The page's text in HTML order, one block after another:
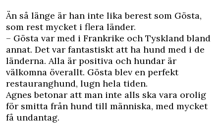
Än så länge är han inte lika berest som Gösta,
som rest mycket i flera länder.
– Gösta var med i Frankrike och Tyskland bland
annat. Det var fantastiskt att ha hund med i de
länderna. Alla är positiva och hundar är
välkomna överallt. Gösta blev en perfekt
restauranghund, lugn hela tiden.
Agnes betonar att man inte alls ska vara orolig
för smitta från hund till människa, med mycket
få undantag.